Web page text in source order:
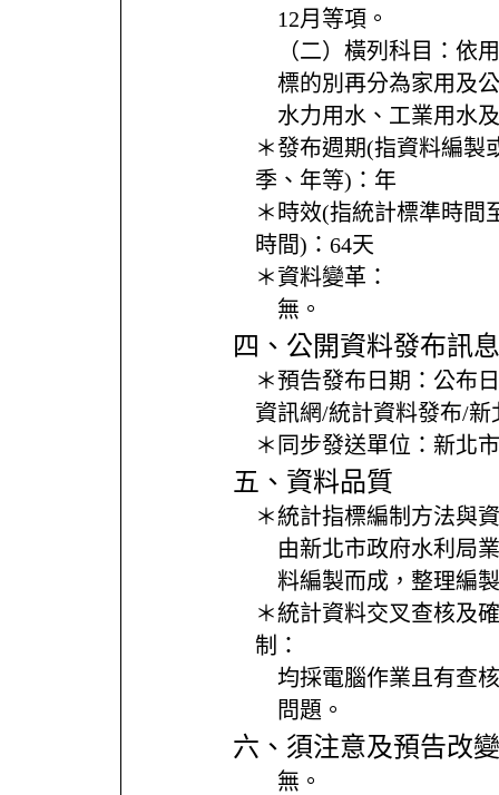
12月等項。
（二）橫列科目：依
標的別再分為家用及
水力用水、工業用水
＊發布週期(指資料編製
季、年等)： 年
＊時效(指統計標準時間
時間)： 64天
＊資料變革：
無。
四、公開資料發布訊息
＊預告發布日期： 公布
資訊網/統計資料發布/
＊同步發送單位： 新北
五、資料品質
＊統計指標編制方法與
由新北市政府水利局
料編製而成，整理編
＊統計資料交叉查核及
制：
均採電腦作業且有查
問題。
六、須注意及預告改
無。